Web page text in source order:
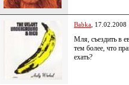
Babka ,
Мля, съездить в
тем более, что
ехать?